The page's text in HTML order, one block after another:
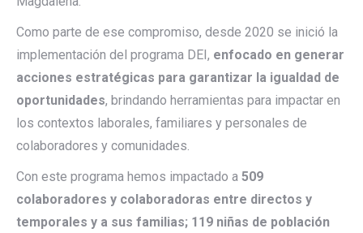
Como parte de ese compromiso, desde 2020 se inició la
implementación del programa DEI, enfocado en generar
acciones estratégicas para garantizar la igualdad de
oportunidades, brindando herramientas para impactar en
los contextos laborales, familiares y personales de
colaboradores y comunidades.
Con este programa hemos impactado a 509
colaboradores y colaboradoras entre directos y
temporales y a sus familias; 119 niñas de población